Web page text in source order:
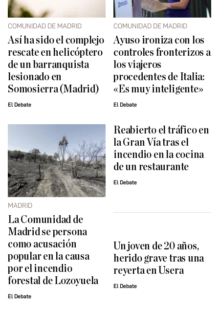
COMUNIDAD DE MADRID
Así ha sido el complejo
rescate en helicóptero
de un barranquista
lesionado en
Somosierra (Madrid)
El Debate
COMUNIDAD DE MADRID
Ayuso ironiza con los
controles fronterizos a
los viajeros
procedentes de Italia:
«Es muy inteligente»
El Debate
MADRID
La Comunidad de
Madrid se persona
como acusación
popular en la causa
por el incendio
forestal de Lozoyuela
El Debate
Reabierto el tráfico en
la Gran Vía tras el
incendio en la cocina
de un restaurante
El Debate
Un joven de 20 años,
herido grave tras una
reyerta en Usera
El Debate